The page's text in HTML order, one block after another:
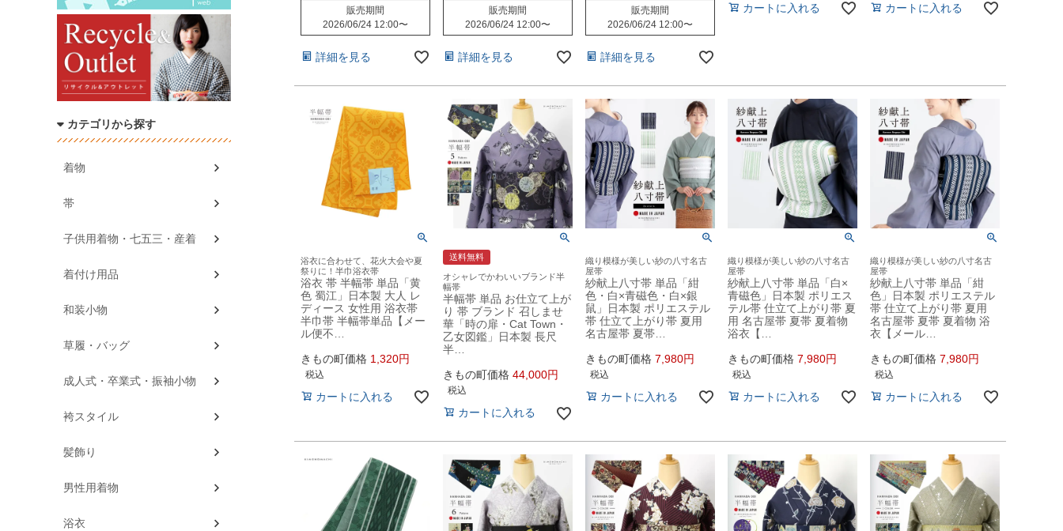
販売期間
2026/06/24 12:00〜
詳細を見る
販売期間
2026/06/24 12:00〜
詳細を見る
販売期間
2026/06/24 12:00〜
詳細を見る
カートに入れる カートに入れる
浴衣に合わせて、花火大会や夏
祭りに！半巾浴衣帯
浴衣 帯 半幅帯 単品「黄
色 蜀江」日本製 大人 レ
ディース 女性用 浴衣帯
半巾帯 半幅帯単品【メー
ル便不…
きもの町価格 1,320
税込
カートに入れる
送料無料
オシャレでかわいいブランド半
幅帯
半幅帯 単品 お仕立て上が
り 帯 ブランド 召しませ
華「時の扉・Cat Town・
乙女図鑑」日本製 長尺
半…
きもの町価格 44,000
税込
カートに入れる
織り模様が美しい紗の八寸名古
屋帯
紗献上八寸帯 単品「紺
色・白×青磁色・白×銀
鼠」日本製 ポリエステル
帯 仕立て上がり帯 夏用
名古屋帯 夏帯…
きもの町価格 7,980
税込
カートに入れる
織り模様が美しい紗の八寸名古
屋帯
紗献上八寸帯 単品「白×
青磁色」日本製 ポリエス
テル帯 仕立て上がり帯 夏
用 名古屋帯 夏帯 夏着物
浴衣【…
きもの町価格 7,980
税込
カートに入れる
織り模様が美しい紗の八寸名古
屋帯
紗献上八寸帯 単品「紺
色」日本製 ポリエステル
帯 仕立て上がり帯 夏用
名古屋帯 夏帯 夏着物 浴
衣【メール…
きもの町価格 7,980
税込
カートに入れる
カテゴリから探す
着物
帯
子供用着物・七五三・産着
着付け用品
和装小物
草履・バッグ
成人式・卒業式・振袖小物
袴スタイル
髪飾り
男性用着物
浴衣